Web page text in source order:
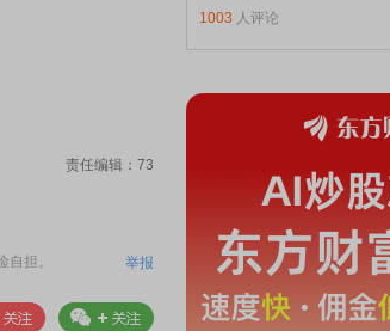
责任编辑：73
担。 举报
1003 人评论